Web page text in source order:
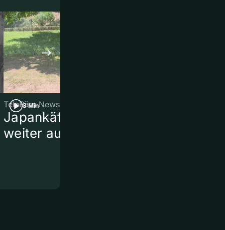
3 Min
TeleBärn News
Japankäfer breitet sich
weiter aus